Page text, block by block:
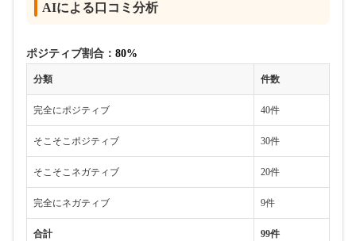
AIによる口コミ分析
ポジティブ割合： 80%
分類 件数
完全にポジティブ 40件
そこそこポジティブ 30件
そこそこネガティブ 20件
完全にネガティブ 9件
合計 99件